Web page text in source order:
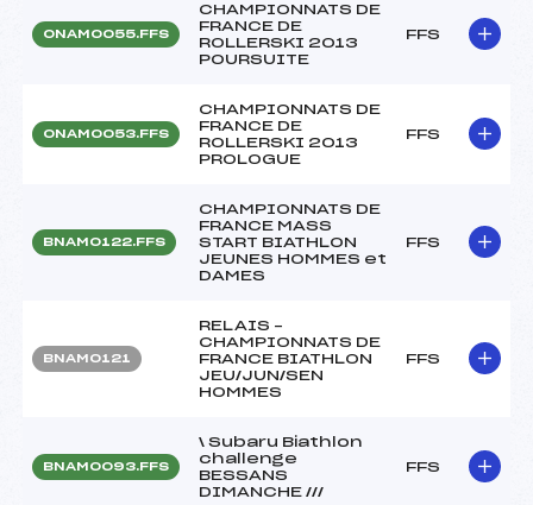
ONAM0055.FFS
CHAMPIONNATS DE
FRANCE DE
ROLLERSKI 2013
POURSUITE
FFS
ONAM0053.FFS
CHAMPIONNATS DE
FRANCE DE
ROLLERSKI 2013
PROLOGUE
FFS
BNAM0122.FFS
CHAMPIONNATS DE
FRANCE MASS
START BIATHLON
JEUNES HOMMES et
DAMES
FFS
BNAM0121
RELAIS –
CHAMPIONNATS DE
FRANCE BIATHLON
JEU/JUN/SEN
HOMMES
FFS
BNAM0093.FFS
\ Subaru Biathlon
challenge
BESSANS
DIMANCHE ///
FFS